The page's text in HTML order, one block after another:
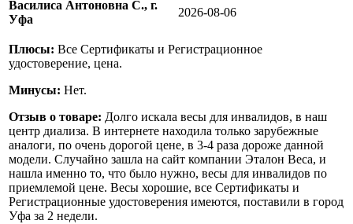
Василиса Антоновна С., г.
Уфа
2026-08-06
Плюсы: Все Сертификаты и Регистрационное
удостоверение, цена.
Минусы: Нет.
Отзыв о товаре: Долго искала весы для инвалидов, в наш
центр диализа. В интернете находила только зарубежные
аналоги, по очень дорогой цене, в 3-4 раза дороже данной
модели. Случайно зашла на сайт компании Эталон Веса, и
нашла именно то, что было нужно, весы для инвалидов по
приемлемой цене. Весы хорошие, все Сертификаты и
Регистрационные удостоверения имеются, поставили в город
Уфа за 2 недели.